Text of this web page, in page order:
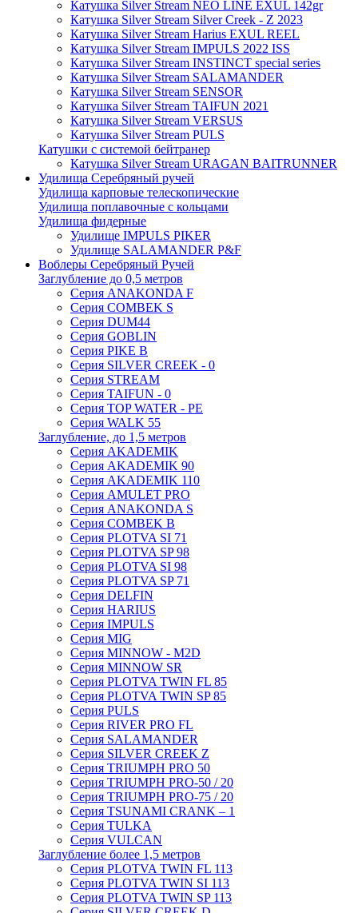
Катушка Silver Stream NEO LINE EXUL 142gr
Катушка Silver Stream Silver Creek - Z 2023
Катушка Silver Stream Harius EXUL REEL
Катушка Silver Stream IMPULS 2022 ISS
Катушка Silver Stream INSTINCT special series
Катушка Silver Stream SALAMANDER
Катушка Silver Stream SENSOR
Катушка Silver Stream TAIFUN 2021
Катушка Silver Stream VERSUS
Катушка Silver Stream PULS
Катушки с системой бейтранер
Катушка Silver Stream URAGAN BAITRUNNER
Удилища Серебряный ручей
Удилища карповые телескопические
Удилища поплавочные с кольцами
Удилища фидерные
Удилище IMPULS PIKER
Удилище SALAMANDER P&F
Воблеры Серебряный Ручей
Заглубление до 0,5 метров
Серия ANAKONDA F
Серия COMBEK S
Серия DUM44
Серия GOBLIN
Серия PIKE B
Серия SILVER CREEK - 0
Серия STREAM
Серия TAIFUN - 0
Серия TOP WATER - PE
Серия WALK 55
Заглубление, до 1,5 метров
Серия AKADEMIK
Серия AKADEMIK 90
Серия AKADEMIK 110
Серия AMULET PRO
Серия ANAKONDA S
Серия COMBEK B
Серия PLOTVA SI 71
Серия PLOTVA SP 98
Серия PLOTVA SI 98
Серия PLOTVA SP 71
Серия DELFIN
Серия HARIUS
Серия IMPULS
Серия MIG
Серия MINNOW - M2D
Серия MINNOW SR
Серия PLOTVA TWIN FL 85
Серия PLOTVA TWIN SP 85
Серия PULS
Серия RIVER PRO FL
Серия SALAMANDER
Серия SILVER CREEK Z
Серия TRIUMPH PRO 50
Серия TRIUMPH PRO-50 / 20
Серия TRIUMPH PRO-75 / 20
Серия TSUNAMI CRANK – 1
Серия TULKA
Серия VULCAN
Заглубление более 1,5 метров
Серия PLOTVA TWIN FL 113
Серия PLOTVA TWIN SI 113
Серия PLOTVA TWIN SP 113